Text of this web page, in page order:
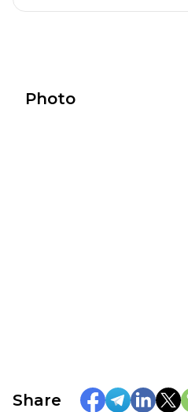
Photo
Share